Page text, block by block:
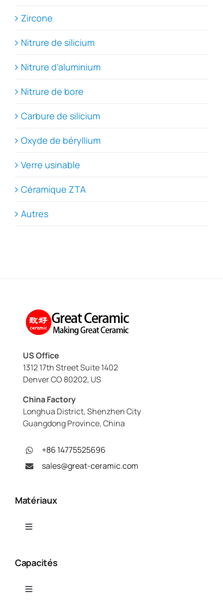
Zircone
Nitrure de silicium
Nitrure d'aluminium
Nitrure de bore
Carbure de silicium
Oxyde de béryllium
Verre usinable
Céramique ZTA
Autres
US Office
1312 17th Street Suite 1402
Denver CO 80202, US
China Factory
Longhua District, Shenzhen City
Guangdong Province, China
+86 14775525696
sales@great-ceramic.com
Matériaux
Toggle
Nitrure d'aluminium (AlN)
Capacités
Toggle